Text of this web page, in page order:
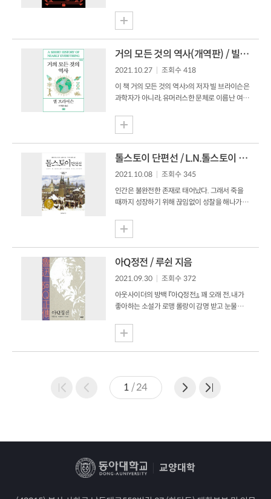
본격화되었다. 야샤르 케말은 그런 근대화의
흐름을 타고 적극적으로 번역되었던 유럽의
작품들을 탐독하며 자신의 문학적 감수성을
키워...
이야기를 다루고 있다. 계급이나 인종, 종교 등에
관계없이 상응하는 노력을 한다면 그에 따른
사회적 성취를 이룩할 수 있다는 능력주의는 많은
사회에서 당연하게 받아들여지며, 사회를
샌델은 이 책을 통해 당연시되어 온 “노력하면
성공할 수 있다”는 능력주의의 이상이
근본적으로 크게 잘못되어 있음을 주장한다.
공정하게 작동하고 있는지, 또 공정함이 곧
정의가 맞는 것인지를 진지하게 되짚어본다. 이
책은 2019년에 있었던 미국에서 있었던 대학
입시비리 사건...
거의 모든 것의 역사(개역판) / 빌 브라이슨 지음
2021.10.27
조회수 418
이 책 거의 모든 것의 역사>의 저자 빌 브라이슨은
과학자가 아니라, 유머러스한 문체로 이름난 여행
지구 곳곳을 다니며 여행기를 쓰는 작가이지만
정작 자신이 살고있는 행성에 대해서는 아무것도
알지 못한다는 데 불편함을 느끼고 이 책을
썼다고 한다. 그는 “과학의 신비로움과 성과에
그렇다고 피상적인 수준을 넘어서서 이해하고
공감할 수 있는” 책을 목표로 3년간 세계의 여러
과학자들을 직접 찾아가 설명을 듣고 현장을
이 책이 다루고 있는 분야와 주제는 매우
방대하다. 1부에서 빅뱅, 팽창 우주론, 태양계의
구조와 생성에 대한 이론을 다...
톨스토이 단편선 / L.N.톨스토이 지음
2021.10.08
조회수 345
인간은 불완전한 존재로 태어났다. 그래서 죽을
때까지 성장하기 위해 끊임없이 성찰을 해나가야
성숙한 사람으로 거듭나는 걸 의미하는데, 러시아
대문호 톨스토이는 이러한 성장을 평생의 화두로
삼았던 사람이다. 그래서일까? “우리는
톨스토이에 관한 책들만으로도 도서관 하나를 꽉
라브린이 언급했을 정도로, 톨스토이는
문학적으로 큰 영향력과 의미를 가지고 있는
존재다. 100년이 넘은 지금까지 그의 문학이
것은 그의 문학이 단순한 ‘읽을거리’를 넘어
시대를 아우르는 작품으로서의 가치를 지니고
있기 때문이리라. [톨스토이 단편선]에는 사람은
아Q정전 / 루쉰 지음
2021.09.30
조회수 372
아웃사이더의 방백 『아Q정전』, 꽤 오래 전, 내가
좋아하는 소설가 로맹 롤랑이 감명 받고 눈물까지
크리스토프』에서 엿볼 수 있듯이 인간성을
존중하고 진리에 진솔하게 호응하는 작가가
좋아하는 작품이라 하니, 무작정 읽어 볼밖에.
읽히지 않았다. ‘정전(正傳)’ 형식을 취한 것도
그렇고 ‘아Q’라는 인물의 궤적을 따라가는 것도
버거웠다. 고백하건대, 『아Q정전』과의 첫
차려진 루쉰 조각상과 그가 지은 시들을
1 /24
교양대학